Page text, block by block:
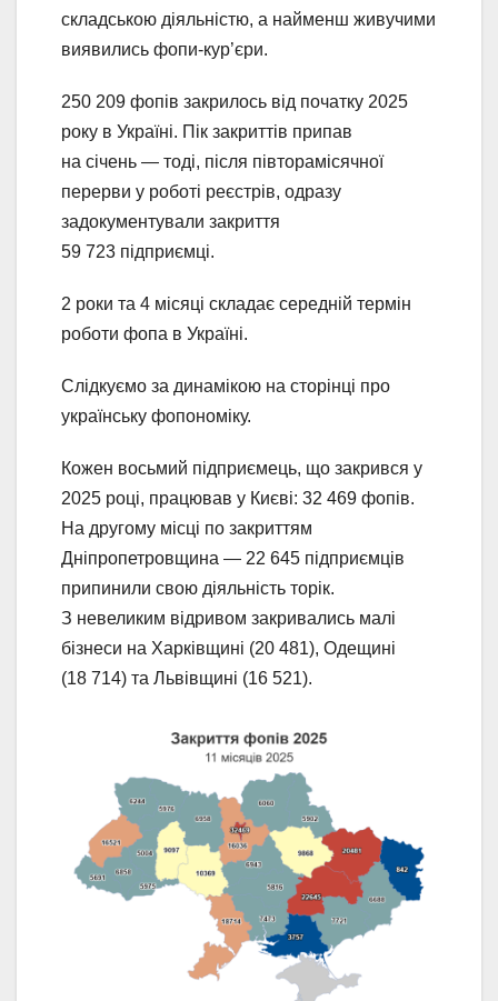
складською діяльністю, а найменш живучими
виявились фопи-кур’єри.
250 209 фопів закрилось від початку 2025
року в Україні. Пік закриттів припав
на січень — тоді, після півторамісячної
перерви у роботі реєстрів, одразу
задокументували закриття
59 723 підприємці.
2 роки та 4 місяці складає середній термін
роботи фопа в Україні.
Слідкуємо за динамікою на сторінці про
українську фопономіку.
Кожен восьмий підприємець, що закрився у
2025 році, працював у Києві: 32 469 фопів.
На другому місці по закриттям
Дніпропетровщина — 22 645 підприємців
припинили свою діяльність торік.
З невеликим відривом закривались малі
бізнеси на Харківщині (20 481), Одещині
(18 714) та Львівщині (16 521).